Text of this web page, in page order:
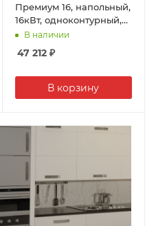
Премиум 16, напольный,
16кВт, одноконтурный,
атмосферный
В наличии
47 212₽
В корзину